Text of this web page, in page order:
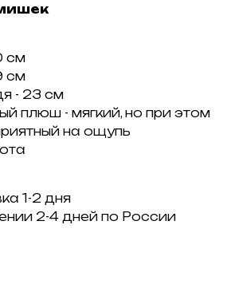
см
см
- 23 см
плюш - мягкий, но при этом
на ощупь
1-2 дня
2-4 дней по России